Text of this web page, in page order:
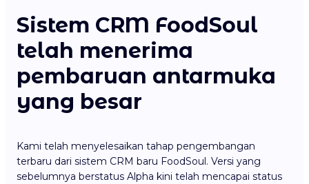
Sistem CRM FoodSoul
telah menerima
pembaruan antarmuka
yang besar
Kami telah menyelesaikan tahap pengembangan
terbaru dari sistem CRM baru FoodSoul. Versi yang
sebelumnya berstatus Alpha kini telah mencapai status